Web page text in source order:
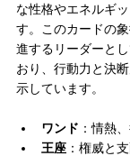
な性格やエネルギ
す。このカードの
進するリーダーと
おり、行動力と決
示しています。
ワンド ：情熱
王座 ：権威と